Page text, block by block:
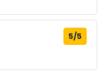
5/5